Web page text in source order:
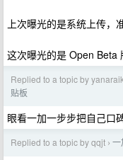
上次曝光的是系统上传，
这次曝光的是 Open Beta
Replied to a topic by
贴板
眼看一加一步步把自己口
Replied to a topic by qqjt › 一